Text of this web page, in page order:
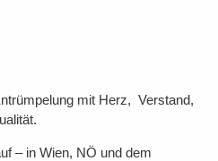
mit Herz, Verstand,
– in Wien, NÖ und dem